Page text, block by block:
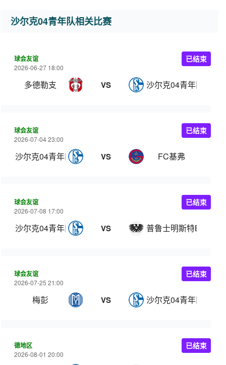
沙尔克04青年队相关比赛
球会友谊
2026-06-27 18:00
多德勒支 VS 沙尔克04青年队
已结束
球会友谊
2026-07-04 23:00
沙尔克04青年队 VS FC基弗
已结束
球会友谊
2026-07-08 17:00
沙尔克04青年队 VS 普鲁士明斯特B队
已结束
球会友谊
2026-07-25 21:00
梅彭 VS 沙尔克04青年队
已结束
德地区
2026-08-01 20:00
已结束